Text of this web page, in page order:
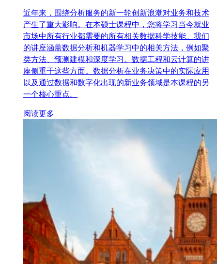
近年来，围绕分析服务的新一轮创新浪潮对业务和技术
产生了重大影响。在本硕士课程中，您将学习当今就业
市场中所有行业都需要的所有相关数据科学技能。我们
的讲座涵盖数据分析和机器学习中的相关方法，例如聚
类方法、预测建模和深度学习。数据工程和云计算的讲
座侧重于这些方面。数据分析在业务决策中的实际应用
以及通过数据和数字化出现的新业务领域是本课程的另
一个核心重点。
阅读更多